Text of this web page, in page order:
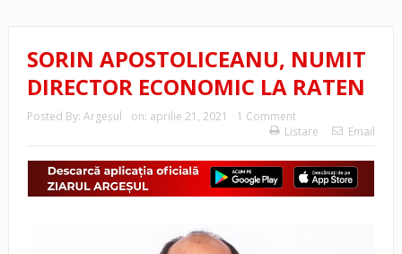
SORIN APOSTOLICEANU, NUMIT
DIRECTOR ECONOMIC LA RATEN
Posted By: Argeşul on: aprilie 21, 2021
1 Comment
Listare
Email